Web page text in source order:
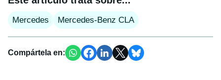
Mercedes Mercedes-Benz CLA
Compártela en: